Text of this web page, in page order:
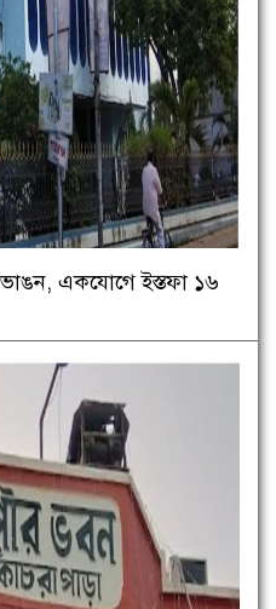
একযোগে ইস্তফা ১৬